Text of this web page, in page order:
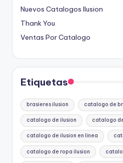
Nuevos Catalogos Ilusion
Thank You
Ventas Por Catalogo
Etiquetas
brasieres ilusion catalogo de
catalogo de ilusion catalogo
catalogo de ilusion en linea
catalogo de ropa ilusion